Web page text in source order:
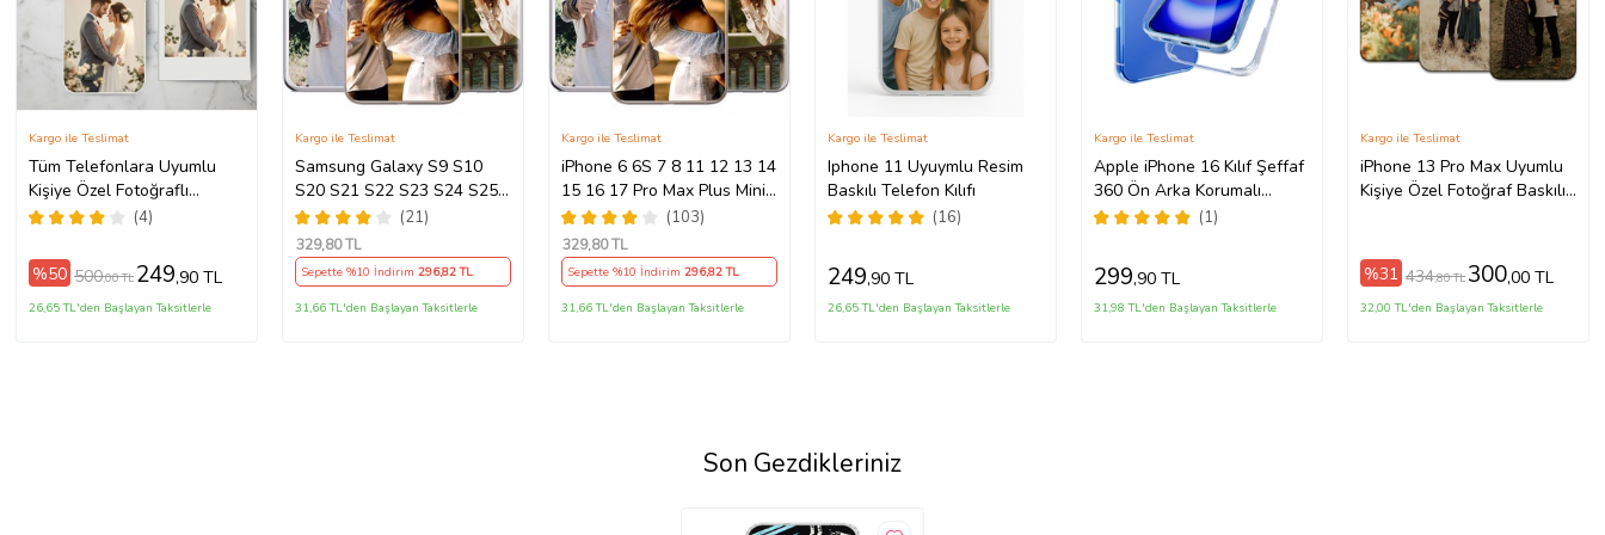
Tüm Telefonlara Uyumlu
Kişiye Özel Fotoğraflı
Telefon Kılıfı Modeller
(4)
Kargo ile Teslimat
%50 500,00 TL 249,90 TL
26,65 TL'den Başlayan Taksitlerle
Samsung Galaxy S9 S10
S20 S21 S22 S23 S24 S25
S26 FE Plus Ultra Kılıf Kişiye
Özel Resimli Fotoğraflı
Silikon
(21)
Kargo ile Teslimat
329,80 TL
Sepette %10 İndirim 296,82 TL
31,66 TL'den Başlayan Taksitlerle
iPhone 6 6S 7 8 11 12 13 14
15 16 17 Pro Max Plus Mini
Kılıf Kişiye Özel Resimli
Fotoğraflı Silikon
(103)
Kargo ile Teslimat
329,80 TL
Sepette %10 İndirim 296,82 TL
31,66 TL'den Başlayan Taksitlerle
Iphone 11 Uyuymlu Resim
Baskılı Telefon Kılıfı
(16)
Kargo ile Teslimat
249,90 TL
26,65 TL'den Başlayan Taksitlerle
Apple iPhone 16 Kılıf Şeffaf
360 Ön Arka Korumalı
Silikon
(1)
Kargo ile Teslimat
299,90 TL
31,98 TL'den Başlayan Taksitlerle
iPhone 13 Pro Max Uyumlu
Kişiye Özel Fotoğraf Baskılı
Kargo ile Teslimat
%31 434,80 TL 300,00 TL
32,00 TL'den Başlayan Taksitlerle
Son Gezdikleriniz